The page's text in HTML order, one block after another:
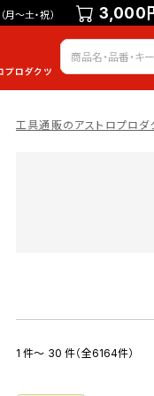
（月～土・祝） 3,000
工具通販のアストロプロダ
1 件～ 30 件（全6164件）